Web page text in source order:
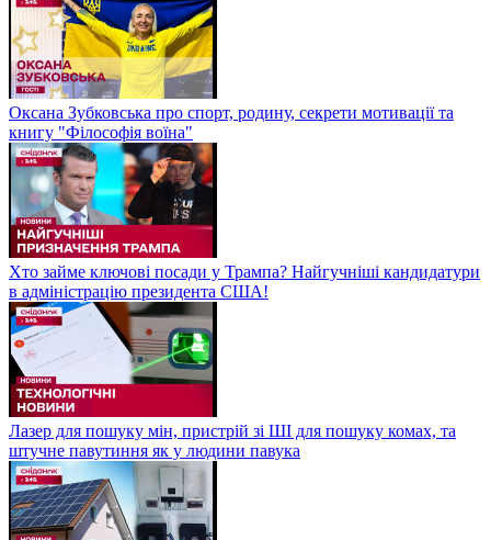
Оксана Зубковська про спорт, родину, секрети мотивації та
книгу "Філософія воїна"
Хто займе ключові посади у Трампа? Найгучніші кандидатури
в адміністрацію президента США!
Лазер для пошуку мін, пристрій зі ШІ для пошуку комах, та
штучне павутиння як у людини павука